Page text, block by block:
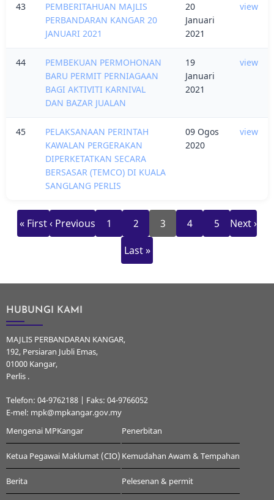
43
PEMBERITAHUAN MAJLIS
PERBANDARAN KANGAR 20
JANUARI 2021
20
Januari
2021
view
44
PEMBEKUAN PERMOHONAN
BARU PERMIT PERNIAGAAN
BAGI AKTIVITI KARNIVAL
DAN BAZAR JUALAN
19
Januari
2021
view
45
PELAKSANAAN PERINTAH
KAWALAN PERGERAKAN
DIPERKETATKAN SECARA
BERSASAR (TEMCO) DI KUALA
SANGLANG PERLIS
09 Ogos
2020
view
Pagination
First
« First
Previous
page
‹ Previous Page
1 Page
2
Current
page
3 Page
4 Page
5
Next
page
Next ›
Last
Last »
HUBUNGI KAMI
MAJLIS PERBANDARAN KANGAR,
192, Persiaran Jubli Emas,
01000 Kangar,
Perlis .
Telefon: 04-9762188 | Faks: 04-9766052
E-mel: mpk@mpkangar.gov.my
Mengenai MPKangar
Ketua Pegawai Maklumat (CIO)
Berita
Penerbitan
Kemudahan Awam & Tempahan
Pelesenan & permit